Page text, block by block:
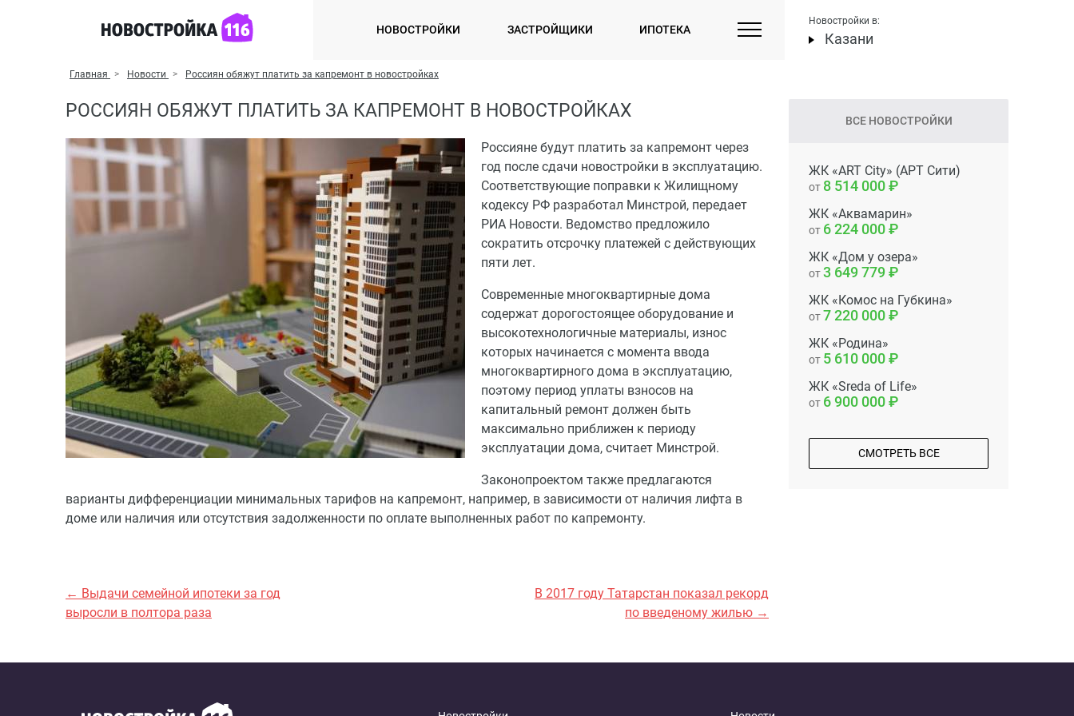
НОВОСТРОЙКИ ЗАСТРОЙЩИКИ ИПОТЕКА
Новостройки в:
Казани
Главная Новости Россиян обяжут платить за капремонт в новостройках
РОССИЯН ОБЯЖУТ ПЛАТИТЬ ЗА КАПРЕМОНТ В НОВОСТРОЙКАХ
Россияне будут платить за капремонт через
год после сдачи новостройки в эксплуатацию.
Соответствующие поправки к Жилищному
кодексу РФ разработал Минстрой, передает
РИА Новости. Ведомство предложило
сократить отсрочку платежей с действующих
пяти лет.
Современные многоквартирные дома
содержат дорогостоящее оборудование и
высокотехнологичные материалы, износ
которых начинается с момента ввода
многоквартирного дома в эксплуатацию,
поэтому период уплаты взносов на
капитальный ремонт должен быть
максимально приближен к периоду
эксплуатации дома, считает Минстрой.
Законопроектом также предлагаются
варианты дифференциации минимальных тарифов на капремонт, например, в зависимости от наличия лифта в
доме или наличия или отсутствия задолженности по оплате выполненных работ по капремонту.
← Выдачи семейной ипотеки за год
выросли в полтора раза
В 2017 году Татарстан показал рекорд
по введеному жилью →
ВСЕ НОВОСТРОЙКИ
ЖК «ART City» (АРТ Сити)
от 8 514 000
ЖК «Аквамарин»
от 6 224 000
ЖК «Дом у озера»
от3 649 779
ЖК «Комос на Губкина»
от7 220 000
ЖК «Родина»
от 5 610 000
ЖК «Sreda of Life»
от 6 900 000
СМОТРЕТЬ ВСЕ